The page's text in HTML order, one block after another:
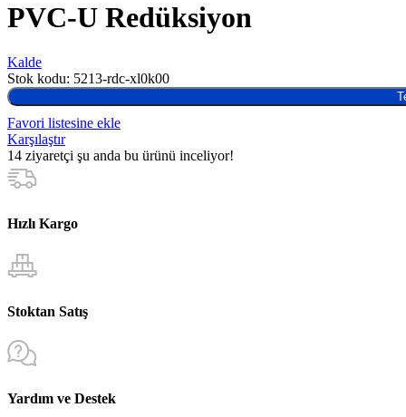
PVC-U Redüksiyon
Kalde
Stok kodu: 5213-rdc-xl0k00
Favori listesine ekle
Karşılaştır
14 ziyaretçi şu anda bu ürünü inceliyor!
Hızlı Kargo
Stoktan Satış
Yardım ve Destek